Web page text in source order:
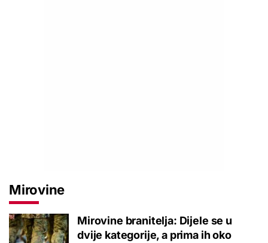
Mirovine
Mirovine branitelja: Dijele se u
dvije kategorije, a prima ih oko